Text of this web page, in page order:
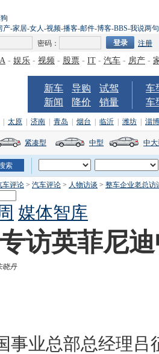
产-家居-女人-视频-播客-邮件-博客-BBS-我说两句
密码： 注册
- 娱乐 - 视频 - 股票 - IT - 汽车 - 房产 -
新车 导购
试驾
新闻
降价 销量
车
车
太原 济南 青岛 烟台 临沂 潍坊 淄博
紧凑型 中型 中
车评论 > 汽车评论 > 人物访谈 > 整车企业老总访
媒体智库
访英菲尼
晓丹
事业总部总经